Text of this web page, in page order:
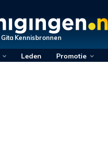
Gita Kennisbronnen
Leden Promotie